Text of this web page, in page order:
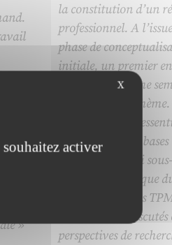
»
la constitution d’un
professionnel. A
phase de
initiale, un premier
groupe sous forme
a eu lieu sur ce
restitue les idées
avoir rappelé les bases
conceptuelles qui
cette problématique
d’affaires dans les
résultats sont discutés
perspectives de
X
activer